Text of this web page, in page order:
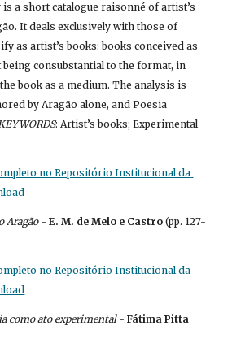
is a short catalogue raisonné of artist’s
It deals exclusively with those of
as artist’s books: books conceived as
being consubstantial to the format, in
book as a medium. The analysis is
by Aragão alone, and Poesia
: Artist’s books; Experimental
no Repositório Institucional da
Aragão - E. M. de Melo e Castro (pp. 127-
no Repositório Institucional da
como ato experimental - Fátima Pitta